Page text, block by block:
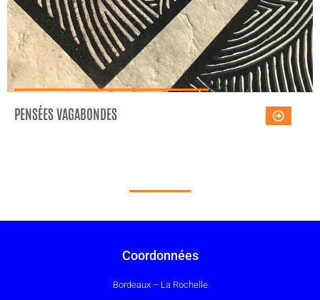
PENSÉES VAGABONDES
Coordonnées
Bordeaux – La Rochelle